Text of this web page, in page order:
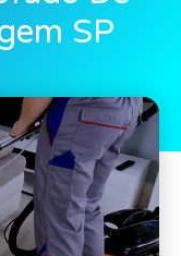
SP